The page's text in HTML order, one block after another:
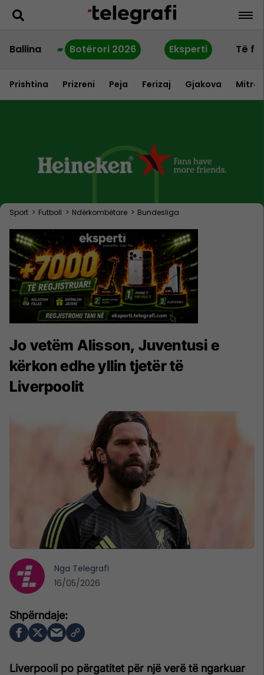
Ballina Botërori 2026 Eksperti Të
Prishtina Prizreni Peja Ferizaj Gjakova
Sport > Futboll > Ndërkombëtare > Bundesliga
Jo vetëm Alisson, Juventusi e
kërkon edhe yllin tjetër të
Liverpoolit
Liverpooli po përgatitet për një verë të ngarkuar
Nga Telegrafi
16/05/2026